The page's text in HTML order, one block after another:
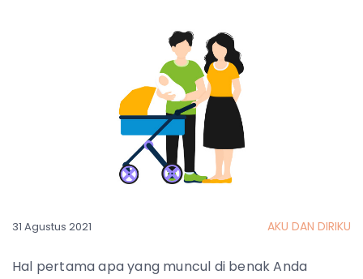
31 Agustus 2021 AKU DAN DIRIKU
Hal pertama apa yang muncul di benak Anda